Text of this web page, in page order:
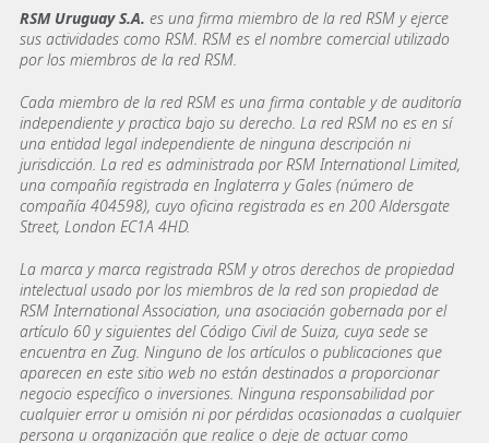
RSM Uruguay S.A. es una firma miembro de la red RSM y ejerce
sus actividades como RSM. RSM es el nombre comercial utilizado
por los miembros de la red RSM.
Cada miembro de la red RSM es una firma contable y de auditoría
independiente y practica bajo su derecho. La red RSM no es en sí
una entidad legal independiente de ninguna descripción ni
jurisdicción. La red es administrada por RSM International Limited,
una compañía registrada en Inglaterra y Gales (número de
compañía 404598), cuyo oficina registrada es en 200 Aldersgate
Street, London EC1A 4HD.
La marca y marca registrada RSM y otros derechos de propiedad
intelectual usado por los miembros de la red son propiedad de
RSM International Association, una asociación gobernada por el
artículo 60 y siguientes del Código Civil de Suiza, cuya sede se
encuentra en Zug. Ninguno de los artículos o publicaciones que
aparecen en este sitio web no están destinados a proporcionar
negocio específico o inversiones. Ninguna responsabilidad por
cualquier error u omisión ni por pérdidas ocasionadas a cualquier
persona u organización que realice o deje de actuar como